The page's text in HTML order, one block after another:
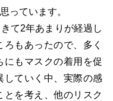
っています。
て2年あまりが経過し
もあったので、多く
もマスクの着用を促
していく中、実際の感
を考え、他のリスク